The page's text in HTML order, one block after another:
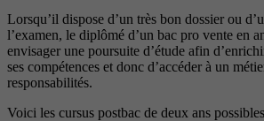
Lorsqu’il dispose d’un très bon dossier ou
l’examen, le diplômé d’un bac pro vente en
envisager une poursuite d’étude afin
ses compétences et donc d’accéder à un
responsabilités.
Voici les cursus postbac de deux ans